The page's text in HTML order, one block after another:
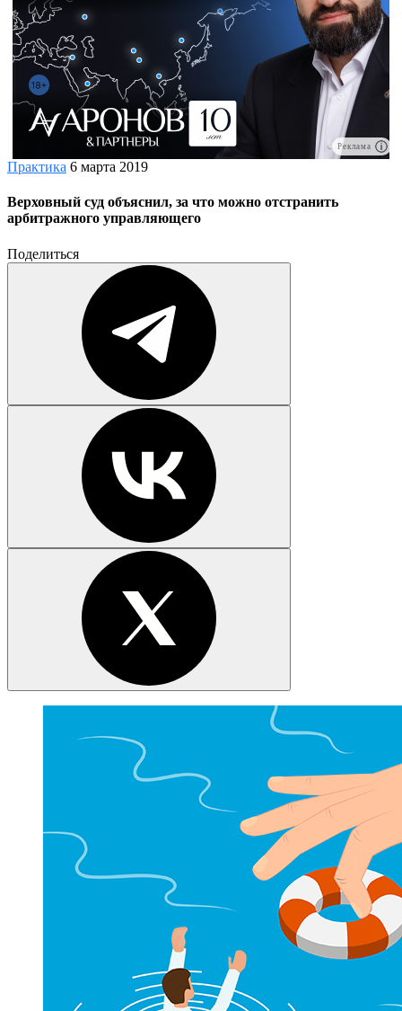
Реклама
Практика 6 марта 2019
Верховный суд объяснил, за что можно отстранить
арбитражного управляющего
Поделиться